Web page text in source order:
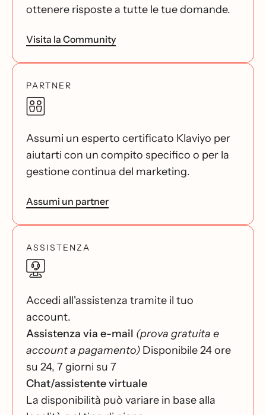
ottenere risposte a tutte le tue domande.
Visita la Community
PARTNER
Assumi un esperto certificato Klaviyo per
aiutarti con un compito specifico o per la
gestione continua del marketing.
Assumi un partner
ASSISTENZA
Accedi all'assistenza tramite il tuo
account.
Assistenza via e-mail (prova gratuita e
account a pagamento) Disponibile 24 ore
su 24, 7 giorni su 7
Chat/assistente virtuale
La disponibilità può variare in base alla